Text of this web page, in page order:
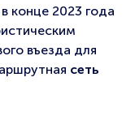
конце 2023 года
въезда для
сеть